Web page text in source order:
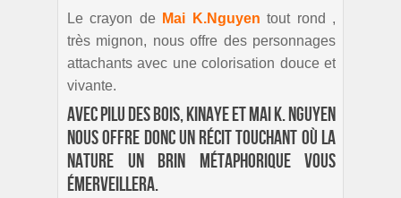
Le crayon de Mai K.Nguyen tout rond ,
très mignon, nous offre des personnages
attachants avec une colorisation douce et
vivante.
Avec Pilu des Bois, Kinaye et Mai K. Nguyen
nous offre donc un récit touchant où la
nature un brin métaphorique vous
émerveillera.